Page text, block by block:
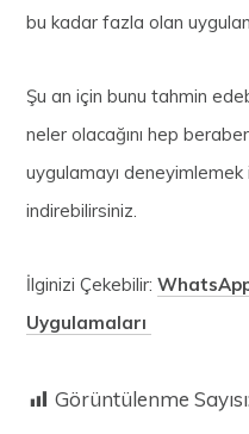
bu kadar fazla olan
Şu an için bunu tahmin
neler olacağını hep
uygulamayı deneyimlemek
indirebilirsiniz.
İlginizi Çekebilir:
Uygulamaları
Görüntülenme